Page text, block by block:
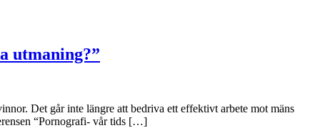
utmaning?”
Det går inte längre att bedriva ett effektivt arbete mot mäns
“Pornografi- vår tids […]